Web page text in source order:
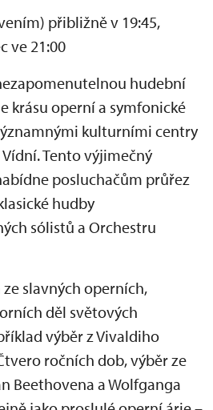
přibližně v 19:45,
ve 21:00
hudební
krásu operní a symfonické
kulturními centry
Tento výjimečný
posluchačům průřez
hudby
sólistů a Orchestru
slavných operních,
děl světových
výběr z Vivaldiho
ročních dob, výběr ze
Beethovena a Wolfganga